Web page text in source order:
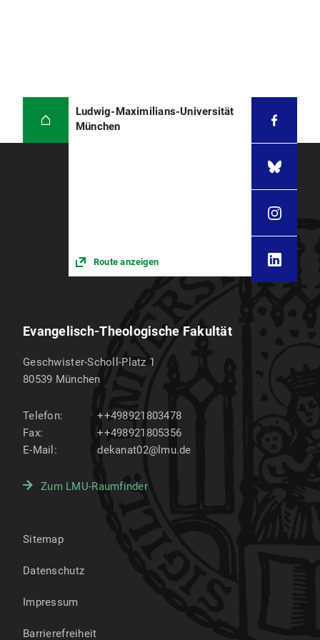
werden.
Kontakt
Kontakt
Ludwig-Maximilians-Universität
München
Route anzeigen
Evangelisch-Theologische Fakultät
Geschwister-Scholl-Platz 1
80539 München
Telefon:
++498921803478
Fax:
++498921805356
E-Mail:
dekanat02@lmu.de
Zum LMU-Raumfinder
Sitemap
Datenschutz
Impressum
Barrierefreiheit